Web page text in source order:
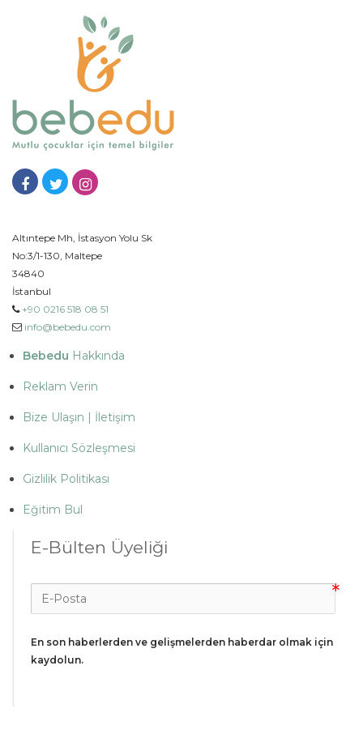
Altıntepe Mh, İstasyon Yolu Sk
No:3/1-130, Maltepe
34840
İstanbul
+90 0216 518 08 51
info@bebedu.com
Bebedu Hakkında
Reklam Verin
Bize Ulaşın | İletişim
Kullanıcı Sözleşmesi
Gizlilik Politikası
Eğitim Bul
E-Bülten Üyeliği
En son haberlerden ve gelişmelerden haberdar olmak için
kaydolun.